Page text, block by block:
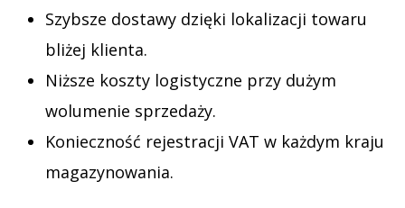
Szybsze dostawy dzięki lokalizacji towaru
bliżej klienta.
Niższe koszty logistyczne przy dużym
wolumenie sprzedaży.
Konieczność rejestracji VAT w każdym kraju
magazynowania.